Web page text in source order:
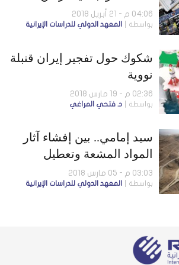
فيضان قادم
04:06 م - 21 أبريل 2018
بواسطة المعهد الدولي للدراسات الإيرانية
شكوك حول تفجير إيران قنبلة
نووية
02:36 م - 19 مارس 2018
بواسطة د. فتحي المراغي
سيد إمامي.. بين إفشاء آثار
المواد المشعة وتعطيل
مشروعات الحرس
03:03 م - 05 مارس 2018
بواسطة المعهد الدولي للدراسات الإيرانية